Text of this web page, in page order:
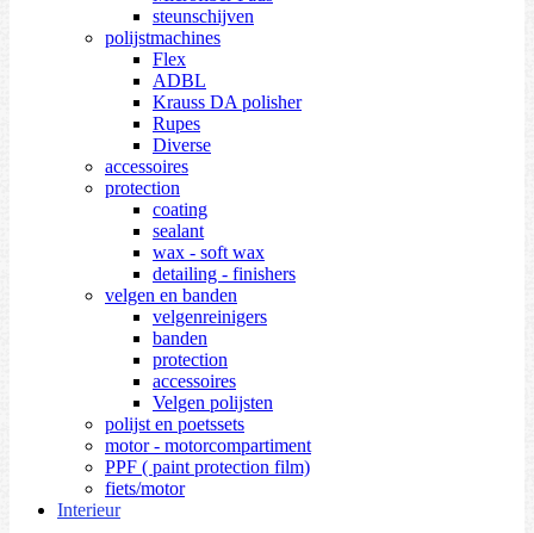
steunschijven
polijstmachines
Flex
ADBL
Krauss DA polisher
Rupes
Diverse
accessoires
protection
coating
sealant
wax - soft wax
detailing - finishers
velgen en banden
velgenreinigers
banden
protection
accessoires
Velgen polijsten
polijst en poetssets
motor - motorcompartiment
PPF ( paint protection film)
fiets/motor
Interieur